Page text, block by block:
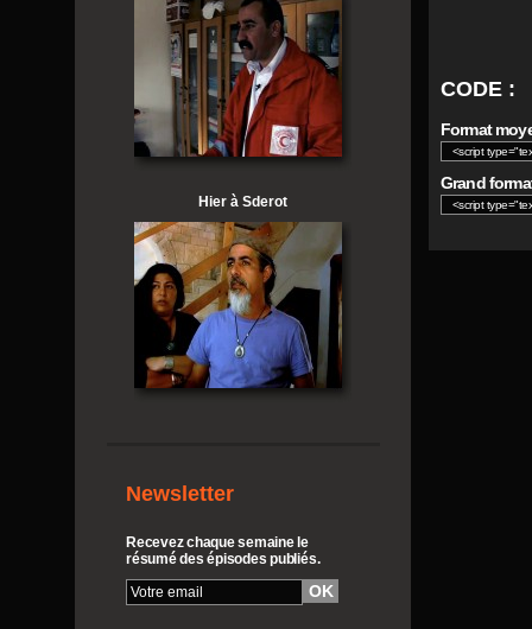
CODE :
Format
Grand
Hier à Sderot
Newsletter
Recevez chaque semaine le
résumé des épisodes publiés.